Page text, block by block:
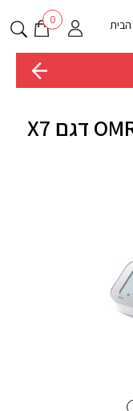
הבית 0
מד לחץ דם דיגיטלי OMRON דגם X7